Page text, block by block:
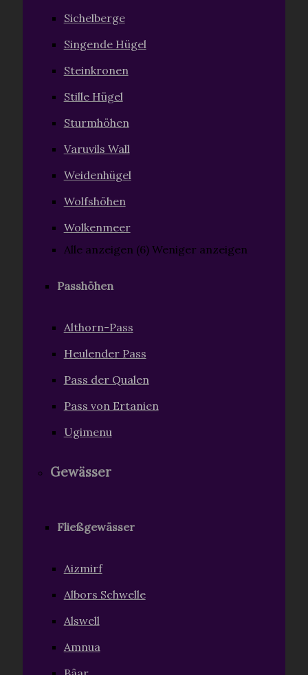
Sichelberge
Singende Hügel
Steinkronen
Stille Hügel
Sturmhöhen
Varuvils Wall
Weidenhügel
Wolfshöhen
Wolkenmeer
Alle anzeigen (6) Weniger anzeigen
Passhöhen
Althorn-Pass
Heulender Pass
Pass der Qualen
Pass von Ertanien
Ugimenu
Gewässer
Fließgewässer
Aizmirf
Albors Schwelle
Alswell
Amnua